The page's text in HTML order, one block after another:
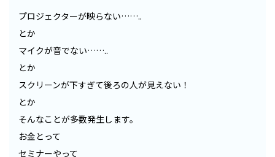
プロジェクターが映らない……..
とか
マイクが音でない……..
とか
スクリーンが下すぎて後ろの人が見えない！
とか
そんなことが多数発生します。
お金とって
セミナーやって